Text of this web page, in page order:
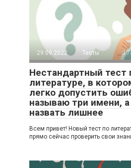
29.09.2022 Тесты
Нестандартный тест
литературе, в
легко допустить
называю три имени,
назвать лишнее
Всем привет! Новый тест по
прямо сейчас проверить свои